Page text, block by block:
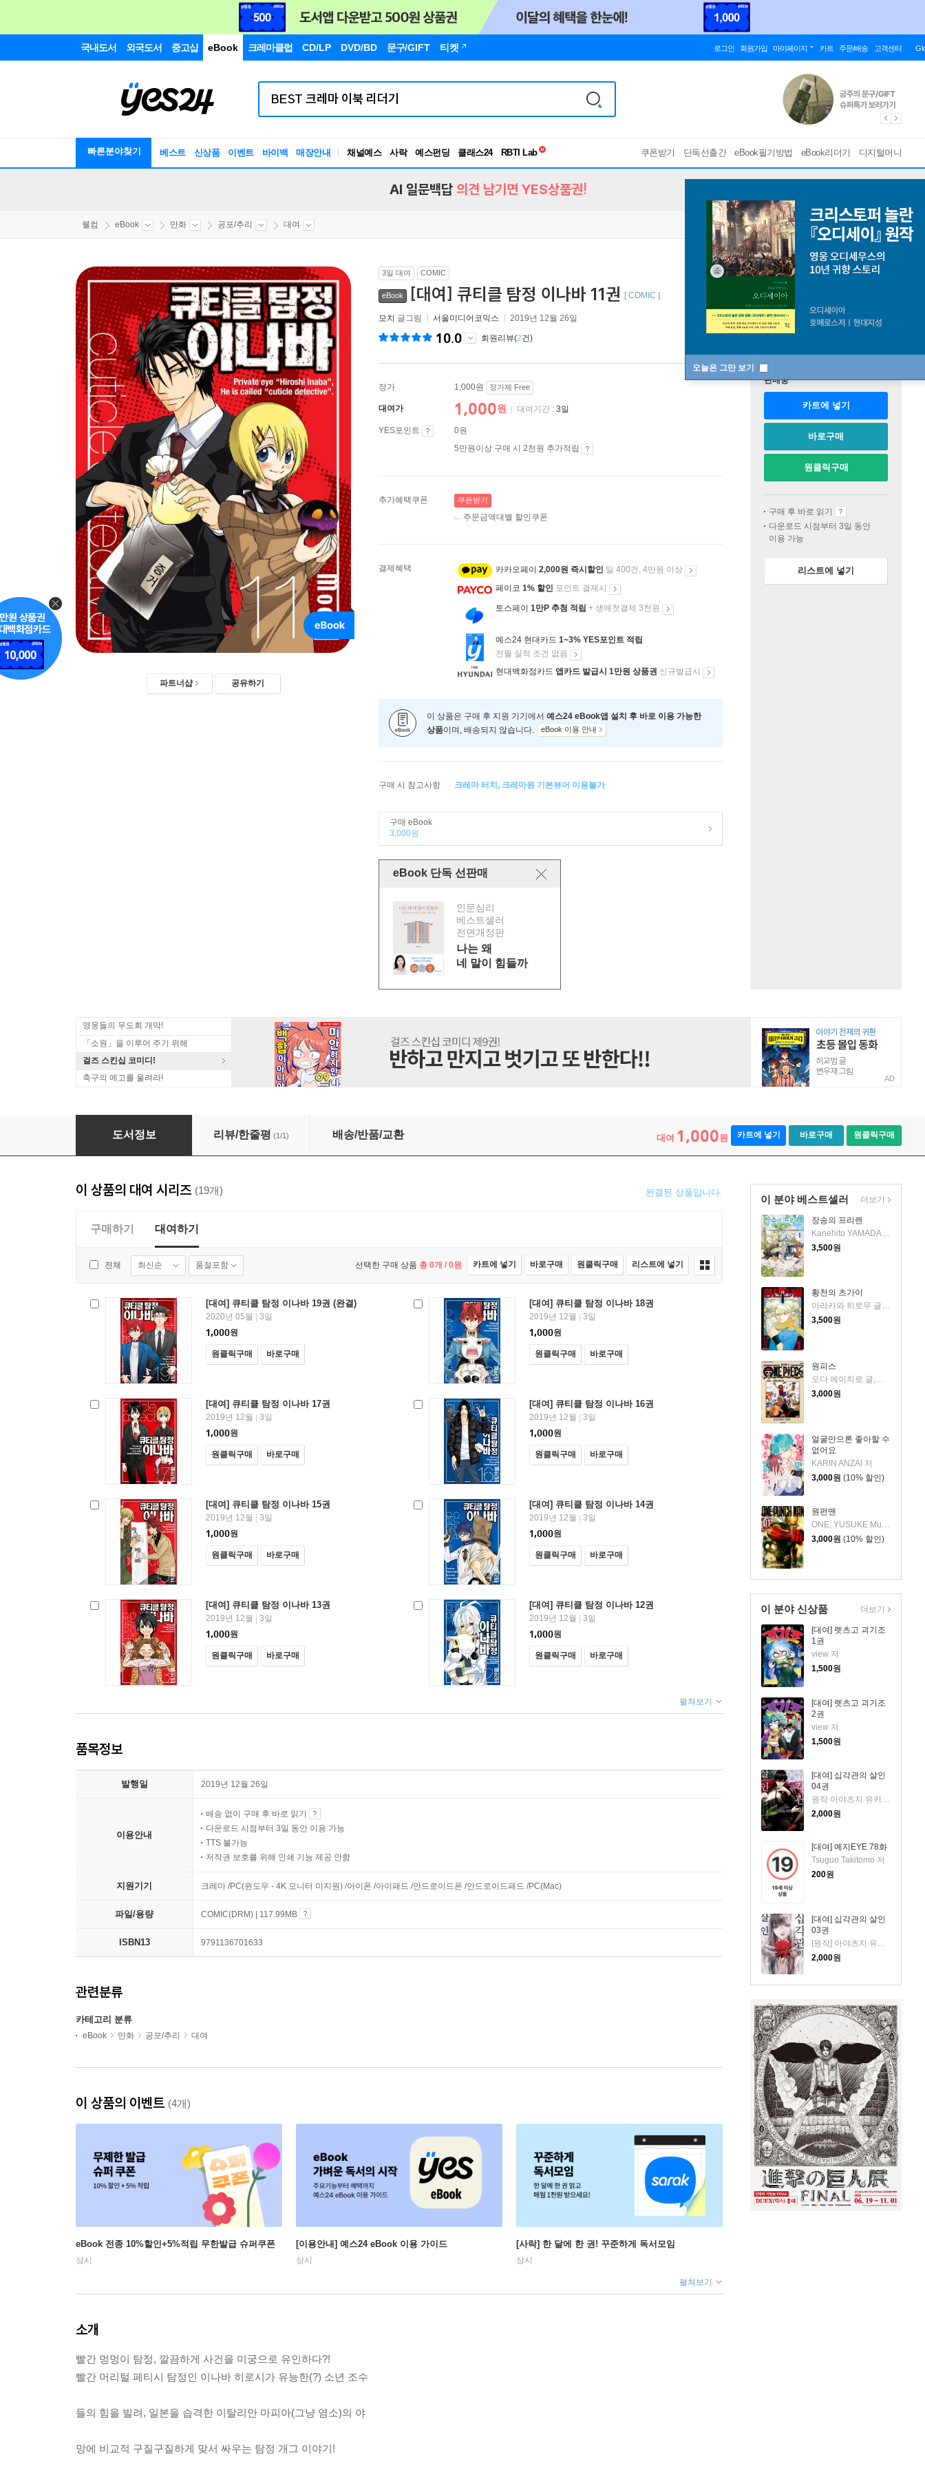
국내도서 외국도서 중고샵 eBook 크레마클럽 CD/LP DVD/BD 문구/GIFT 티켓 로그인 회원가입 마이페이지 카트 주문/배송 고객센터
빠른분야찾기 베스트 신상품 이벤트 바이백 매장안내 채널예스 사락 예스펀딩 클래스24
독서유형검사
쿠폰받기 단독선출간 eBook필기방법 eBook리더기 디지털머니
오늘은 그만 보기
AI 일문백답 의견 남기면 YES상품권!
웰컴 eBook 만화 공포/추리 대여
파트너샵 공유하기
3일 대여 COMIC
eBook [대여] 큐티클 탐정 이나바 11권 [ COMIC ]
모치 글그림 서울미디어코믹스 2019년 12월 26일
10.0 회원리뷰(2건)
정가 1,000원 정가제 Free
대여가 1,000원 대여기간 : 3일
YES포인트
0원
5만원이상 구매 시 2천원 추가적립
추가혜택쿠폰 쿠폰받기
주문금액대별 할인쿠폰
결제혜택 카카오페이 2,000원 즉시할인 일 400건, 4만원 이상
페이코 1% 할인 포인트 결제시
토스페이 1만P 추첨 적립 + 생애첫결제 3천원
예스24 현대카드 1~3% YES포인트 적립
전월 실적 조건 없음
현대백화점카드 앱카드 발급시 1만원 상품권 신규발급시
이 상품은 구매 후 지원 기기에서 예스24 eBook앱 설치 후 바로 이용 가능한
상품이며, 배송되지 않습니다. eBook 이용 안내
구매 시 참고사항 크레마 터치, 크레마원 기본뷰어 이용불가
구매 eBook
3,000원
eBook 단독 선판매
인문심리
베스트셀러
전면개정판
나는 왜
네 말이 힘들까
판매중
카트에 넣기
바로구매
원클릭구매
구매 후 바로 읽기
다운로드 시점부터 3일 동안
이용 가능
리스트에 넣기
영웅들의 무도회 개막!
「소원」을 이루어 주기 위해
걸즈 스킨십 코미디!
축구의 에고를 울려라!
AD
[대여] 큐티클 탐정 이나바 11권
도서정보 리뷰/한줄평 (1/1) 배송/반품/교환 대여 1,000원 카트에 넣기 바로구매 원클릭구매
이 분야 베스트셀러
장송의 프리렌
3,500원
황천의 츠가이
아라카와 히로무 글그림
3,500원
원피스
오다 에이치로 글,그림
3,000원
얼굴만으론 좋아할 수
없어요
KARIN ANZAI 저
3,000원 (10% 할인)
원펀맨
ONE, YUSUKE Murata 저
3,000원 (10% 할인)
더보기
이 분야 신상품
[대여] 렛츠고 괴기조
1권
view 저
1,500원
[대여] 렛츠고 괴기조
2권
view 저
1,500원
[대여] 십각관의 살인
04권
원작 아야츠지 유키토/ 만화 키요하라 히로 저
2,000원
[대여] 예지EYE 78화
Tsuguo Takitomo 저
200원
[대여] 십각관의 살인
03권
2,000원
더보기
이 상품의 대여 시리즈 (19개) 완결된 상품입니다.
구매하기 대여하기
전체 최신순 품절포함 선택한 구매 상품 총 0개 / 0원 카트에 넣기 바로구매 원클릭구매 리스트에 넣기
[대여] 큐티클 탐정 이나바 19권 (완결)
2020년 05월 | 3일
1,000원
원클릭구매 바로구매
[대여] 큐티클 탐정 이나바 18권
2019년 12월 | 3일
1,000원
원클릭구매 바로구매
[대여] 큐티클 탐정 이나바 17권
2019년 12월 | 3일
1,000원
원클릭구매 바로구매
[대여] 큐티클 탐정 이나바 16권
2019년 12월 | 3일
1,000원
원클릭구매 바로구매
[대여] 큐티클 탐정 이나바 15권
2019년 12월 | 3일
1,000원
원클릭구매 바로구매
[대여] 큐티클 탐정 이나바 14권
2019년 12월 | 3일
1,000원
원클릭구매 바로구매
[대여] 큐티클 탐정 이나바 13권
2019년 12월 | 3일
1,000원
원클릭구매 바로구매
[대여] 큐티클 탐정 이나바 12권
2019년 12월 | 3일
1,000원
원클릭구매 바로구매
펼쳐보기
품목정보
발행일 2019년 12월 26일
이용안내
배송 없이 구매 후 바로 읽기
다운로드 시점부터 3일 동안 이용 가능
TTS 불가능
저작권 보호를 위해 인쇄 기능 제공 안함
지원기기 크레마 /PC(윈도우 - 4K 모니터 미지원) /아이폰 /아이패드 /안드로이드폰 /안드로이드패드 /PC(Mac)
파일/용량 COMIC(DRM) | 117.99MB
ISBN13 9791136701633
관련분류
카테고리 분류
eBook 만화 공포/추리 대여
이 상품의 이벤트 (4개)
eBook 전종 10%할인+5%적립 무한발급 슈퍼쿠폰
상시
[이용안내] 예스24 eBook 이용 가이드
상시
[사락] 한 달에 한 권! 꾸준하게 독서모임
상시
펼쳐보기
소개
빨간 멍멍이 탐정, 깔끔하게 사건을 미궁으로 유인하다?!
빨간 머리털 페티시 탐정인 이나바 히로시가 유능한(?) 소년 조수
들의 힘을 빌려, 일본을 습격한 이탈리안 마피아(그냥 염소)의 야
망에 비교적 구질구질하게 맞서 싸우는 탐정 개그 이야기!